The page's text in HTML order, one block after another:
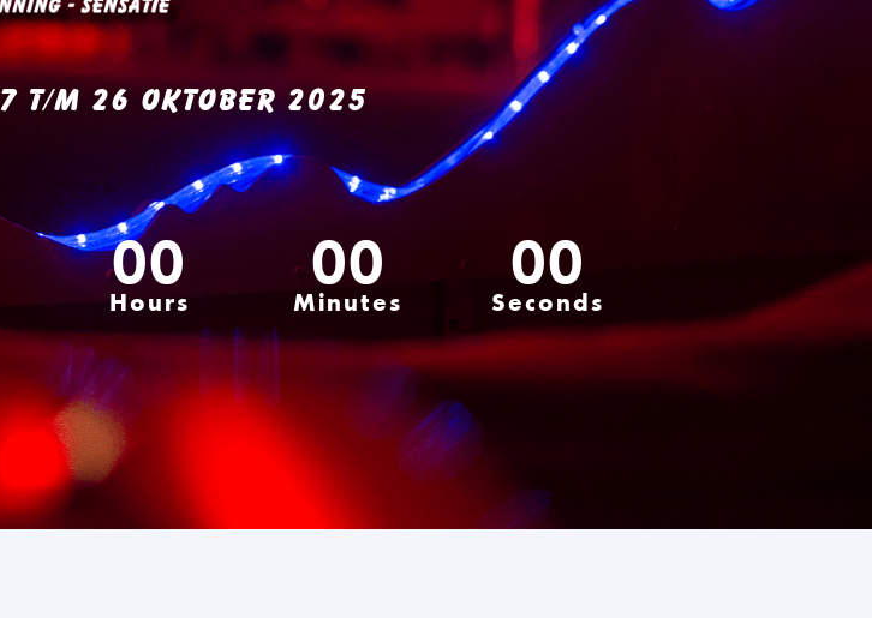
t/m 26 oktober 2025
00
Hours
00
Minutes
00
Seconds